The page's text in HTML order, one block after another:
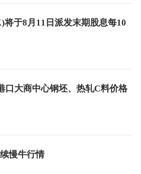
于8月11日派发末期股息每10
口大商中心钢坯、热轧C料价格
慢牛行情